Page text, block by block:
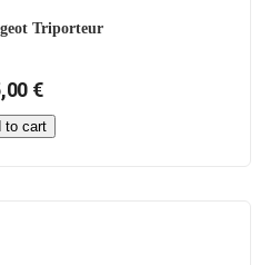
Triporteur
€
to cart